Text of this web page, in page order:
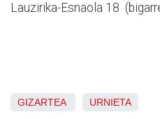
Lauzirika-Esnaola 18
GIZARTEA URNIETA